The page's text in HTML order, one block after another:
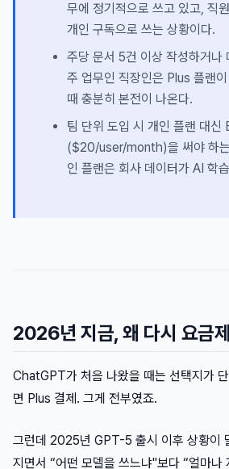
무에 정기적으로 쓰고 있고, 직
개인 구독으로 쓰는 상황이다.
주당 문서 5건 이상 작성하거나
주 업무인 직장인은 Plus 플랜
때 충분히 본전이 나온다.
팀 단위 도입 시 개인 플랜 대신
($20/user/month)을 써야 하는
인 플랜은 회사 데이터가 AI 학
2026년 지금, 왜 다시 요금
ChatGPT가 처음 나왔을 때는 선택지가
면 Plus 결제. 그게 전부였죠.
그런데 2025년 GPT-5 출시 이후 상황이
지면서 “어떤 모델을 쓰느냐"보다 “얼마